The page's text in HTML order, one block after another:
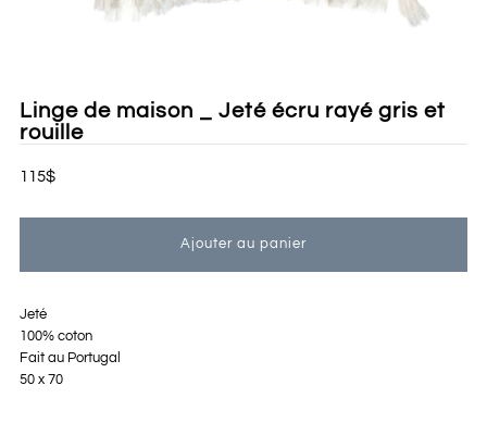
Linge de maison _ Jeté écru rayé gris et
rouille
115$
Jeté
100% coton
Fait au Portugal
50 x 70